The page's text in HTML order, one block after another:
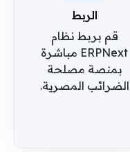
الربط
قم بربط نظام
ERPNext مباشرة
بمنصة مصلحة
الضرائب المصرية.